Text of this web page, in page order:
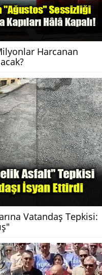
Harcanan
Vatandaş Tepkisi: